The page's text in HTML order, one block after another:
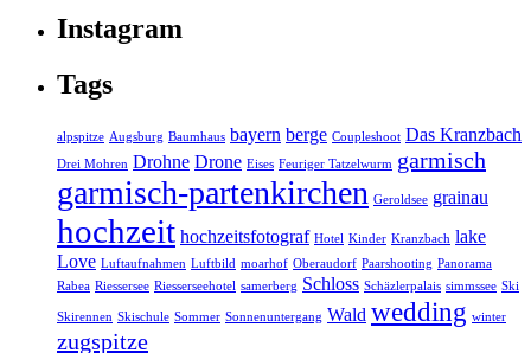
Instagram
Tags
alpspitze Augsburg Baumhaus bayern berge Coupleshoot Das Kranzbach
Drei Mohren Drohne Drone Eises Feuriger Tatzelwurm garmisch
garmisch-partenkirchen Geroldsee grainau
hochzeit hochzeitsfotograf Hotel Kinder Kranzbach lake
Love Luftaufnahmen Luftbild moarhof Oberaudorf Paarshooting Panorama
Rabea Riessersee Riesserseehotel samerberg Schloss Schäzlerpalais simmssee Ski
Skirennen Skischule Sommer Sonnenuntergang Wald wedding winter
zugspitze